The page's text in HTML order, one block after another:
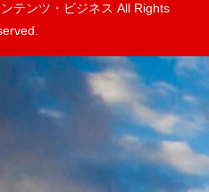
テンツ・ビジネス All Rights